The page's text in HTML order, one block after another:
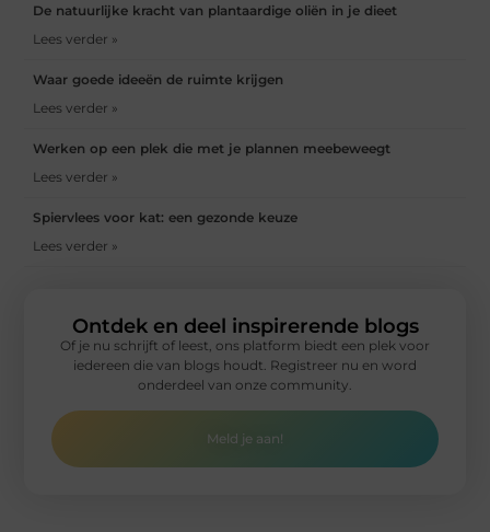
De natuurlijke kracht van plantaardige oliën in je dieet
Lees verder »
Waar goede ideeën de ruimte krijgen
Lees verder »
Werken op een plek die met je plannen meebeweegt
Lees verder »
Spiervlees voor kat: een gezonde keuze
Lees verder »
Ontdek en deel inspirerende blogs
Of je nu schrijft of leest, ons platform biedt een plek voor
iedereen die van blogs houdt. Registreer nu en word
onderdeel van onze community.
Meld je aan!